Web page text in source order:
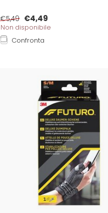
€5,49 €4,49
Non disponibile
Confronta